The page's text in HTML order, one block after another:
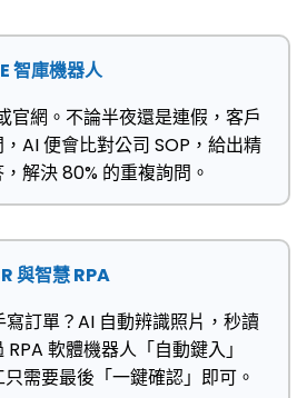
智庫機器人
官網。不論半夜還是連假，客戶
AI 便會比對公司 SOP，給出精
解決 80% 的重複詢問。
與智慧 RPA
訂單？AI 自動辨識照片，秒讀
軟體機器人「自動鍵入」
需要最後「一鍵確認」即可。